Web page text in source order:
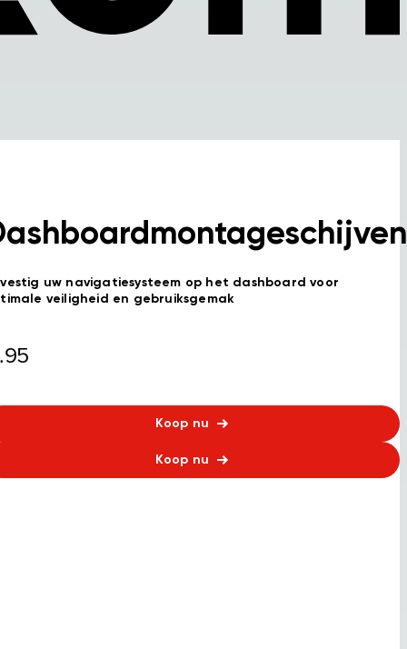
uw navigatiesysteem op het dashboard voor
veiligheid en gebruiksgemak
Koop nu
Koop nu